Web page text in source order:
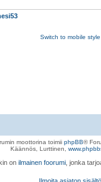
Switch to mobile style
moottorina toimii phpBB®
Käännös, Lurttinen,
on ilmainen foorumi , jonka